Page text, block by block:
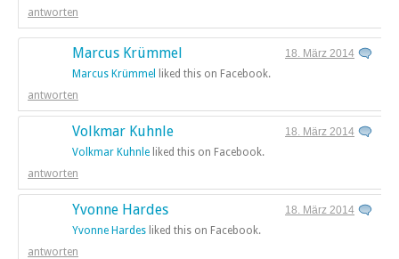
antworten
Marcus Krümmel
18. März 2014
Marcus Krümmel
liked this on Facebook.
antworten
Volkmar Kuhnle
18. März 2014
Volkmar Kuhnle liked this on Facebook.
antworten
Yvonne Hardes
18. März 2014
Yvonne Hardes liked this on Facebook.
antworten